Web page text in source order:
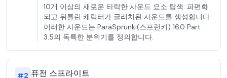
10개 이상의 새로운 타락한 사운드 요소 탐색: 파편화
되고 뒤틀린 캐릭터가 글리치된 사운드를 생성합니다.
이러한 사운드는 ParaSprunki(스프런키) 16.0 Part
3.5의 독특한 분위기를 정의합니다.
#2 퓨전 스프라이트